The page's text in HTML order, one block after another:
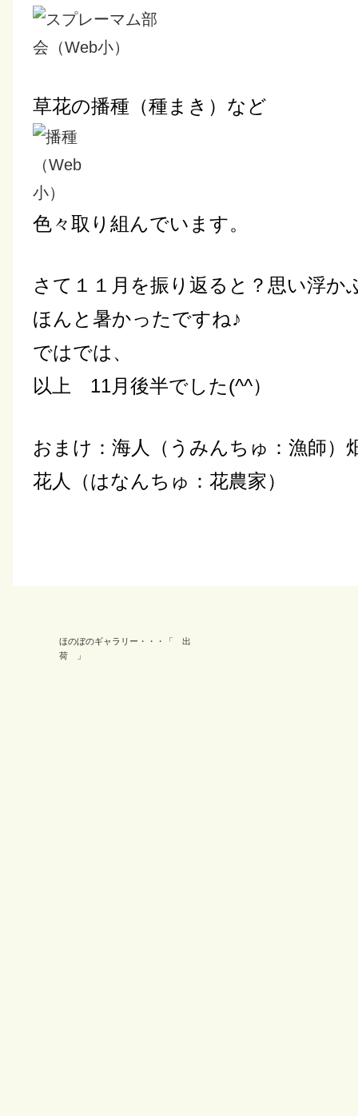
草花の播種（種まき）など
色々取り組んでいます。
さて１１月を振り返ると？思い浮
ほんと暑かったですね♪
ではでは、
以上 11月後半でした(^^）
おまけ：海人（うみんちゅ：漁師）
花人（はなんちゅ：花農家）
ほのぼのギャラリー・・・「 出
荷 」